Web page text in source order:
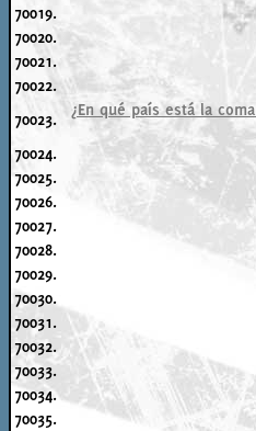
70019.
70020.
70021.
70022.
70023.
¿En qué país está la
70024.
70025.
70026.
70027.
70028.
70029.
70030.
70031.
70032.
70033.
70034.
70035.